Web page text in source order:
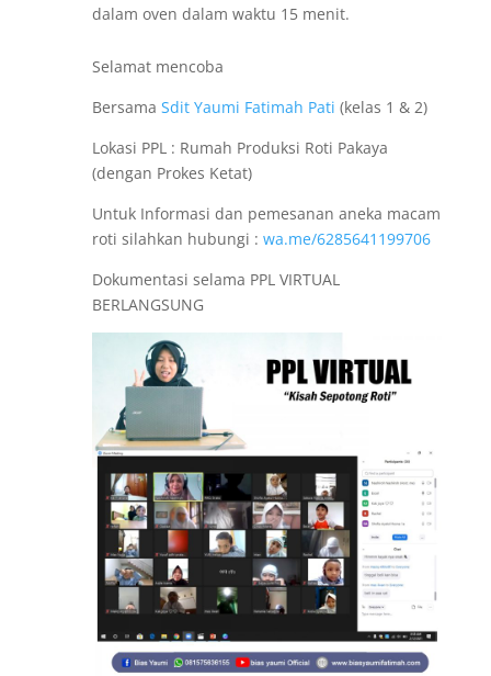
dalam oven dalam waktu 15 menit.
Selamat mencoba
BersamaSdit Yaumi Fatimah Pati (kelas 1 & 2)
Lokasi PPL : Rumah Produksi Roti Pakaya
(dengan Prokes Ketat)
Untuk Informasi dan pemesanan aneka macam
roti silahkan hubungi :wa.me/6285641199706
Dokumentasi selama PPL VIRTUAL
BERLANGSUNG